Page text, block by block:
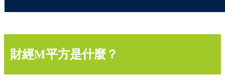
財經M平方是什麼？